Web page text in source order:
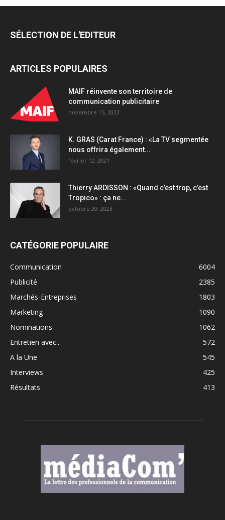
première
mesure
sur
SÉLECTION DE L'EDITEUR
ARTICLES POPULAIRES
MAIF réinvente son territoire de
communication publicitaire
novembre 15, 2023
K. GRAS (Carat France) : «La TV segmentée
nous offrira également...
février 12, 2021
Thierry ARDISSON : «Quand c’est trop, c’est
Tropico» : ça ne...
octobre 20, 2023
CATÉGORIE POPULAIRE
Communication
6004
Publicité
2385
Marchés-Entreprises
1803
Marketing
1090
Nominations
1062
Entretien avec...
572
A la Une
545
Interviews
425
Résultats
413